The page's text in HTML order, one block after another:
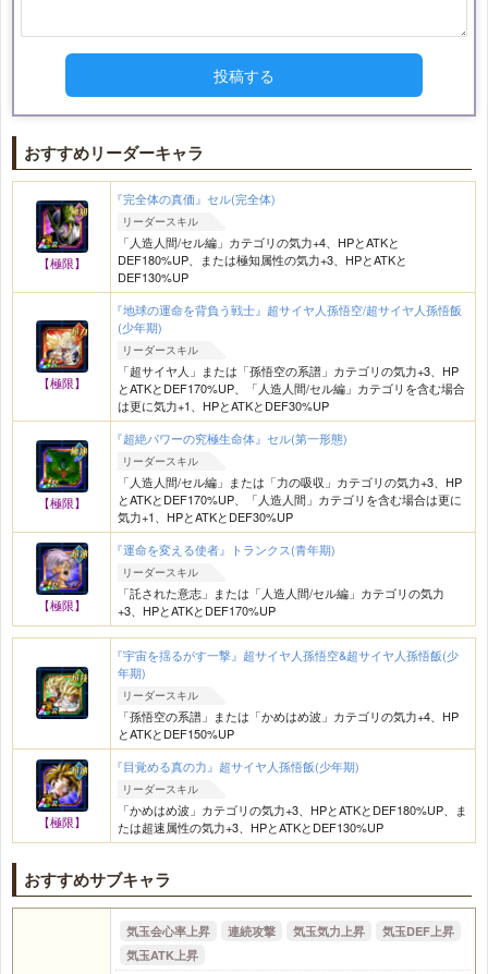
投稿する
おすすめリーダーキャラ
【極限】
『完全体の真価』セル(完全体)
リーダースキル
「人造人間/セル編」カテゴリの気力+4、HPとATKと
DEF180%UP、または極知属性の気力+3、HPとATKと
DEF130%UP
【極限】
『地球の運命を背負う戦士』超サイヤ人孫悟空/超サイヤ人孫悟飯
(少年期)
リーダースキル
「超サイヤ人」または「孫悟空の系譜」カテゴリの気力+3、HP
とATKとDEF170%UP、「人造人間/セル編」カテゴリを含む場合
は更に気力+1、HPとATKとDEF30%UP
【極限】
『超絶パワーの究極生命体』セル(第一形態)
リーダースキル
「人造人間/セル編」または「力の吸収」カテゴリの気力+3、HP
とATKとDEF170%UP、「人造人間」カテゴリを含む場合は更に
気力+1、HPとATKとDEF30%UP
【極限】
『運命を変える使者』トランクス(青年期)
リーダースキル
「託された意志」または「人造人間/セル編」カテゴリの気力
+3、HPとATKとDEF170%UP
『宇宙を揺るがす一撃』超サイヤ人孫悟空&超サイヤ人孫悟飯(少
年期)
リーダースキル
「孫悟空の系譜」または「かめはめ波」カテゴリの気力+4、HP
とATKとDEF150%UP
【極限】
『目覚める真の力』超サイヤ人孫悟飯(少年期)
リーダースキル
「かめはめ波」カテゴリの気力+3、HPとATKとDEF180%UP、ま
たは超速属性の気力+3、HPとATKとDEF130%UP
おすすめサブキャラ
気玉会心率上昇 連続攻撃 気玉気力上昇
気玉DEF上昇
気玉ATK上昇